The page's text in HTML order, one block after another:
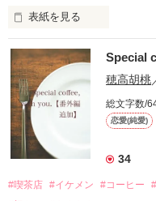
人？
澤田隼人　　２７
◇
今井咲季　　２９
「君が好きだから嘘をつ
表紙を見る
高嶺の花と言われている
である。
そんな彼女が恋をした。ま
相手は同期の佐伯 侑李。
女性が苦手で、ほとんど
恋する気持ちを知った莉
Special
穂高胡桃
総文字数/
恋愛(純愛)
34
#喫茶店 #イケメン #コーヒー